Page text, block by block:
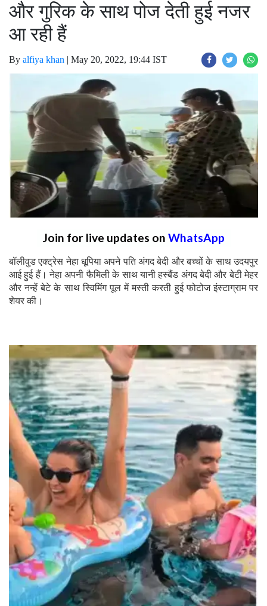
और गुरिक के साथ पोज देती हुई नजर
आ रही हैं
By alfiya khan | May 20, 2022, 19:44 IST
Join for live updates on WhatsApp
बॉलीवुड एक्ट्रेस नेहा धूपिया अपने पति अंगद बेदी और बच्चों के साथ उदयपुर
आई हुई हैं। नेहा अपनी फैमिली के साथ यानी हस्बैंड अंगद बेदी और बेटी मेहर
और नन्हें बेटे के साथ स्विमिंग पूल में मस्ती करती हुई फोटोज इंस्टाग्राम पर
शेयर की।